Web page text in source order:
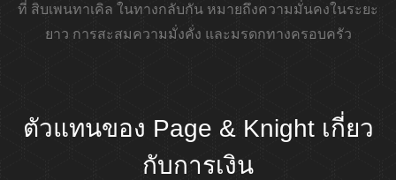
ที่ สิบเพนทาเคิล ในทางกลับกัน หมายถึงความมั่นคงในระยะ
ยาว การสะสมความมั่งคั่ง และมรดกทางครอบครัว
ตัวแทนของ Page & Knight เกี่ยว
กับการเงิน